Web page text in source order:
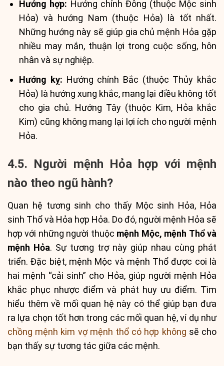
Hướng hợp: Hướng chính Đông (thuộc Mộc sinh
Hỏa) và hướng Nam (thuộc Hỏa) là tốt nhất.
Những hướng này sẽ giúp gia chủ mệnh Hỏa gặp
nhiều may mắn, thuận lợi trong cuộc sống, hôn
nhân và sự nghiệp.
Hướng kỵ: Hướng chính Bắc (thuộc Thủy khắc
Hỏa) là hướng xung khắc, mang lại điều không tốt
cho gia chủ. Hướng Tây (thuộc Kim, Hỏa khắc
Kim) cũng không mang lại lợi ích cho người mệnh
Hỏa.
4.5. Người mệnh Hỏa hợp với mệnh
nào theo ngũ hành?
Quan hệ tương sinh cho thấy Mộc sinh Hỏa, Hỏa
sinh Thổ và Hỏa hợp Hỏa. Do đó, người mệnh Hỏa sẽ
hợp với những người thuộc mệnh Mộc, mệnh Thổ và
mệnh Hỏa. Sự tương trợ này giúp nhau cùng phát
triển. Đặc biệt, mệnh Mộc và mệnh Thổ được coi là
hai mệnh “cải sinh” cho Hỏa, giúp người mệnh Hỏa
khắc phục nhược điểm và phát huy ưu điểm. Tìm
hiểu thêm về mối quan hệ này có thể giúp bạn đưa
ra lựa chọn tốt hơn trong các mối quan hệ, ví dụ như
chồng mệnh kim vợ mệnh thổ có hợp không sẽ cho
bạn thấy sự tương tác giữa các mệnh.